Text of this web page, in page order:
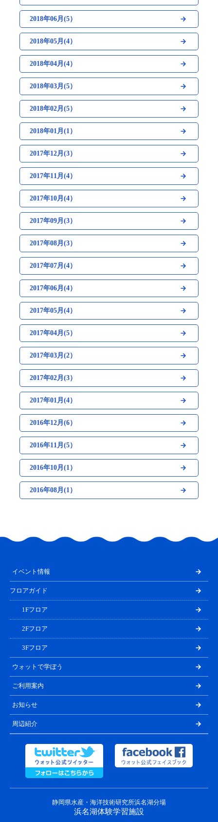
2018年06月(5）
2018年05月(4）
2018年04月(4）
2018年03月(5）
2018年02月(5）
2018年01月(1）
2017年12月(3）
2017年11月(4）
2017年10月(4）
2017年09月(3）
2017年08月(3）
2017年07月(4）
2017年06月(4）
2017年05月(4）
2017年04月(5）
2017年03月(2）
2017年02月(3）
2017年01月(4）
2016年12月(6）
2016年11月(5）
2016年10月(1）
2016年08月(1）
イベント情報
フロアガイド
1Fフロア
2Fフロア
3Fフロア
ウォットで学ぼう
ご利用案内
お知らせ
周辺紹介
静岡県水産・海洋技術研究所浜名湖分場
浜名湖体験学習施設